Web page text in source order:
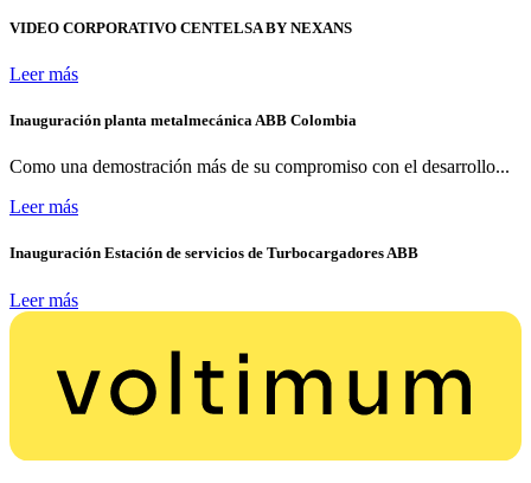
VIDEO CORPORATIVO CENTELSA BY NEXANS
Leer más
Inauguración planta metalmecánica ABB Colombia
Como una demostración más de su compromiso con el desarrollo...
Leer más
Inauguración Estación de servicios de Turbocargadores ABB
Leer más